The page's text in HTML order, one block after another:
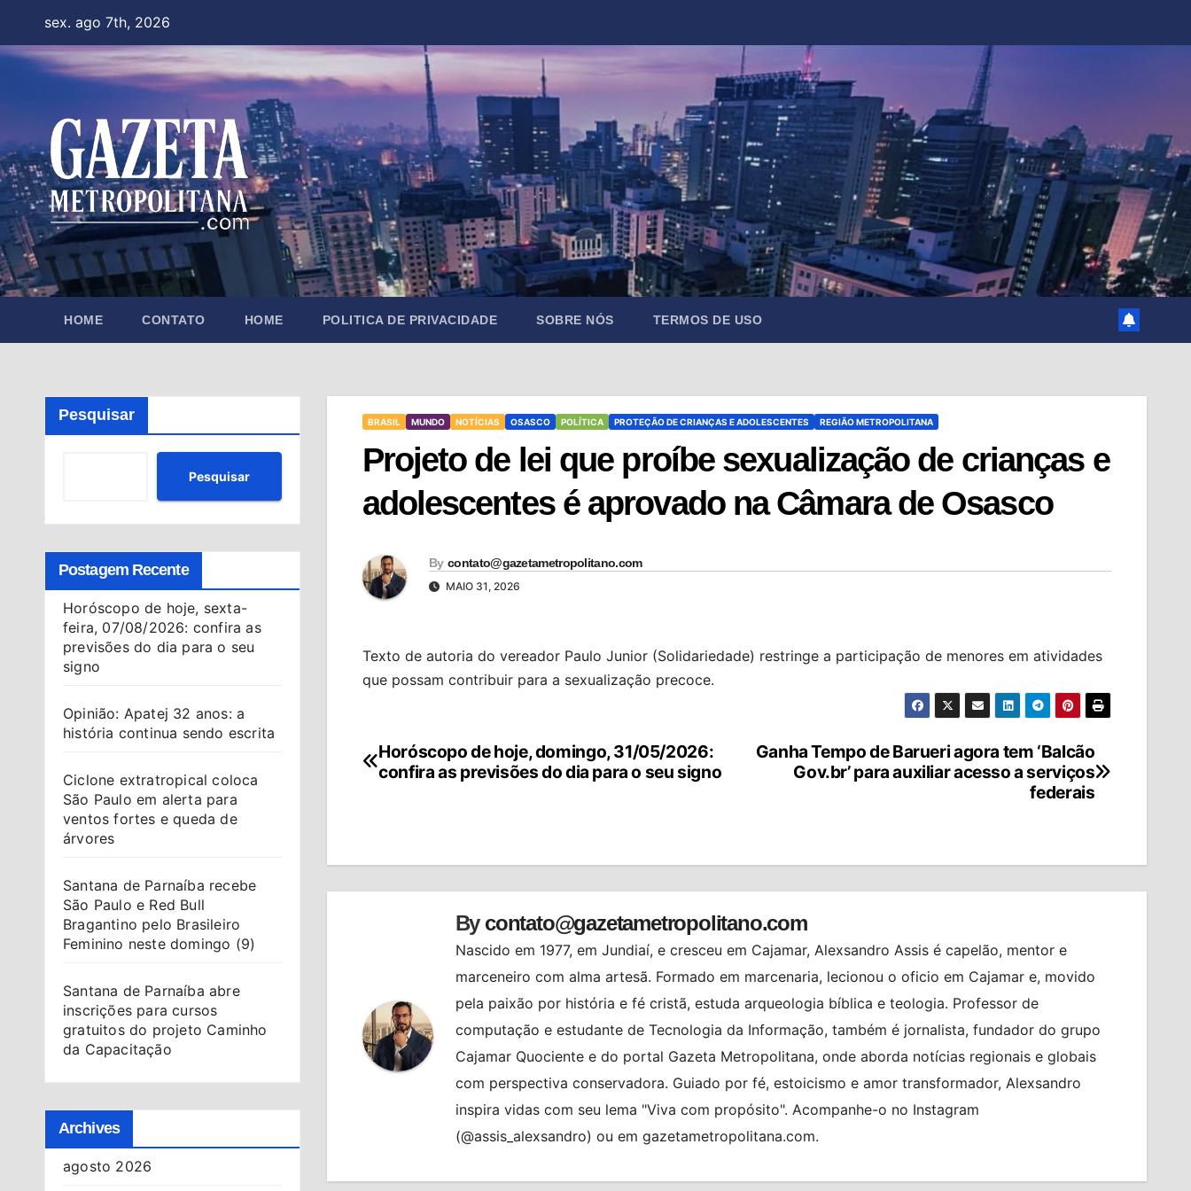
content
sex. ago 7th, 2026
HOME CONTATO HOME POLITICA DE PRIVACIDADE SOBRE NÓS TERMOS DE USO
Pesquisar
Pesquisar
Postagem Recente
Horóscopo de hoje, sexta-
feira, 07/08/2026: confira as
previsões do dia para o seu
signo
Opinião: Apatej 32 anos: a
história continua sendo escrita
Ciclone extratropical coloca
São Paulo em alerta para
ventos fortes e queda de
árvores
Santana de Parnaíba recebe
São Paulo e Red Bull
Bragantino pelo Brasileiro
Feminino neste domingo (9)
Santana de Parnaíba abre
inscrições para cursos
gratuitos do projeto Caminho
da Capacitação
Archives
agosto 2026
BRASIL MUNDO NOTÍCIAS OSASCO POLÍTICA PROTEÇÃO DE CRIANÇAS E ADOLESCENTES REGIÃO METROPOLITANA
Projeto de lei que proíbe sexualização de crianças e
adolescentes é aprovado na Câmara de Osasco
By contato@gazetametropolitano.com
MAIO 31, 2026
Texto de autoria do vereador Paulo Junior (Solidariedade) restringe a participação de menores em atividades
que possam contribuir para a sexualização precoce.
Navegação
Ganha Tempo de Barueri agora tem ‘Balcão
Gov.br’ para auxiliar acesso a serviços
federais
Horóscopo de hoje, domingo, 31/05/2026:
confira as previsões do dia para o seu signo
By contato@gazetametropolitano.com
Nascido em 1977, em Jundiaí, e cresceu em Cajamar, Alexsandro Assis é capelão, mentor e
marceneiro com alma artesã. Formado em marcenaria, lecionou o oficio em Cajamar e, movido
pela paixão por história e fé cristã, estuda arqueologia bíblica e teologia. Professor de
computação e estudante de Tecnologia da Informação, também é jornalista, fundador do grupo
Cajamar Quociente e do portal Gazeta Metropolitana, onde aborda notícias regionais e globais
com perspectiva conservadora. Guiado por fé, estoicismo e amor transformador, Alexsandro
inspira vidas com seu lema "Viva com propósito". Acompanhe-o no Instagram
(@assis_alexsandro) ou em gazetametropolitana.com.